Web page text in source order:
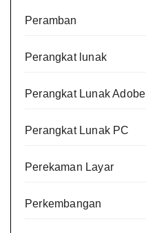
Peramban
Perangkat lunak
Perangkat Lunak Adobe
Perangkat Lunak PC
Perekaman Layar
Perkembangan